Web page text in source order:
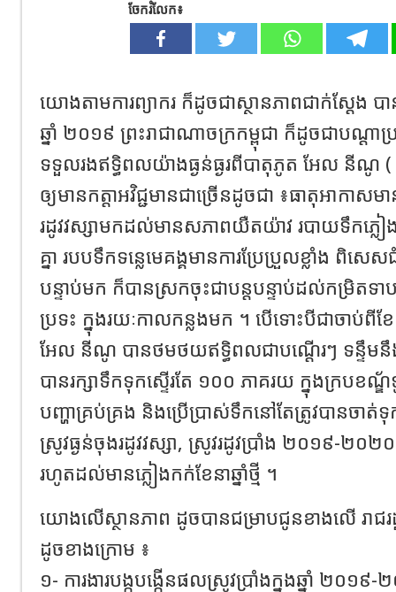
ចែករំលែក៖
យោងតាមការព្យាករ ក៏ដូចជាស្ថានភាពជាក់ស្ដែង ប
ឆ្នាំ ២០១៩ ព្រះរាជាណាចក្រកម្ពុជា ក៏ដូចជាបណ្ដា
ទទួលរងឥទ្ធិពលយ៉ាងធ្ងន់ធ្ងរពីបាតុភូត អែល នីណូ
ឲ្យមានកត្តាអវិជ្ជមានជាច្រើនដូចជា ៖ធាតុអាកាស
រដូវវស្សាមកដល់មានសភាពយឺតយ៉ាវ របាយទឹកភ្លៀ
គ្នា របបទឹកទន្លេមេគង្គមានការប្រែប្រួលខ្លាំង
បន្ទាប់មក ក៏បានស្រកចុះជាបន្តបន្ទាប់ដល់កម្រិត
ប្រទះ ក្នុងរយៈកាលកន្លងមក ។ បើទោះបីជាចាប់ពីខ
អែល នីណូ បានថមថយឥទ្ធិពលជាបណ្តើរៗ ទន្ទឹមនឹ
បានរក្សាទឹកទុកស្ទើរតែ ១០០ ភាគរយ ក្នុងក្របខ
បញ្ហាគ្រប់គ្រង និងប្រើប្រាស់ទឹកនៅតែត្រូវបានចាត់ទុ
ស្រូវធ្ងន់ចុងរដូវវស្សា, ស្រូវរដូវប្រាំង ២០១៩-២០២០
រហូតដល់មានភ្លៀងកក់ខែនាឆ្នាំថ្មី ។
យោងលើស្ថានភាព ដូចបានជម្រាបជូនខាងលើ រាជរ
ដូចខាងក្រោម ៖
១- ការងារបង្កបង្កើនផលស្រូវប្រាំងក្នុងឆ្នាំ ២០១៩